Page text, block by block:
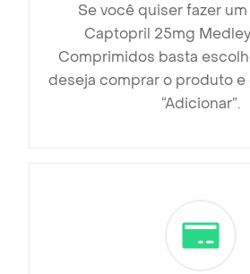
Se você quiser fazer
Captopril 25mg
Comprimidos basta
deseja comprar o produto
“Adicionar”.